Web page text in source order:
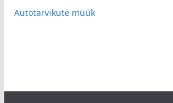
Autotarvikute müük